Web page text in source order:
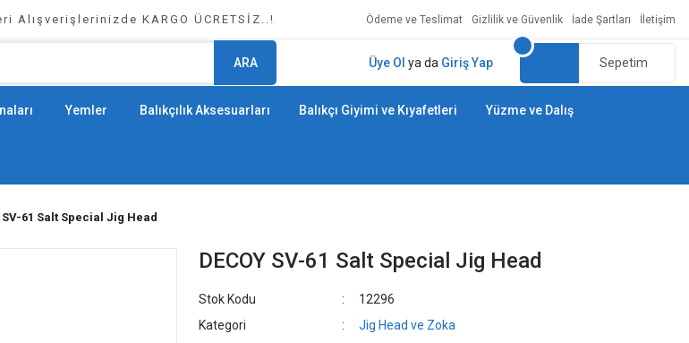
Alışverişlerinizde KARGO ÜCRETSİZ..! Ödeme ve Teslimat Gizlilik ve Güvenlik İade Şartları İletişim
ARA Üye Ol ya da Giriş Yap Sepetim
Yemler Balıkçılık Aksesuarları Balıkçı Giyimi ve Kıyafetleri Yüzme ve Dalış
SV-61 Salt Special Jig Head
DECOY SV-61 Salt Special Jig Head
Stok Kodu
12296
Kategori
Jig Head ve Zoka